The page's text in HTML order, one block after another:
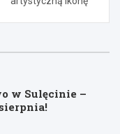
w Sulęcinie –